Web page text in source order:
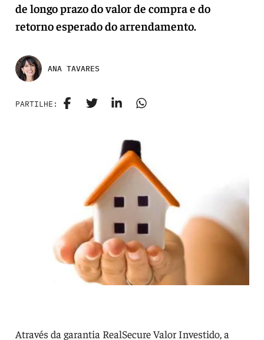
de longo prazo do valor de compra e do
retorno esperado do arrendamento.
ANA TAVARES
PARTILHE:
Através da garantia RealSecure Valor Investido, a